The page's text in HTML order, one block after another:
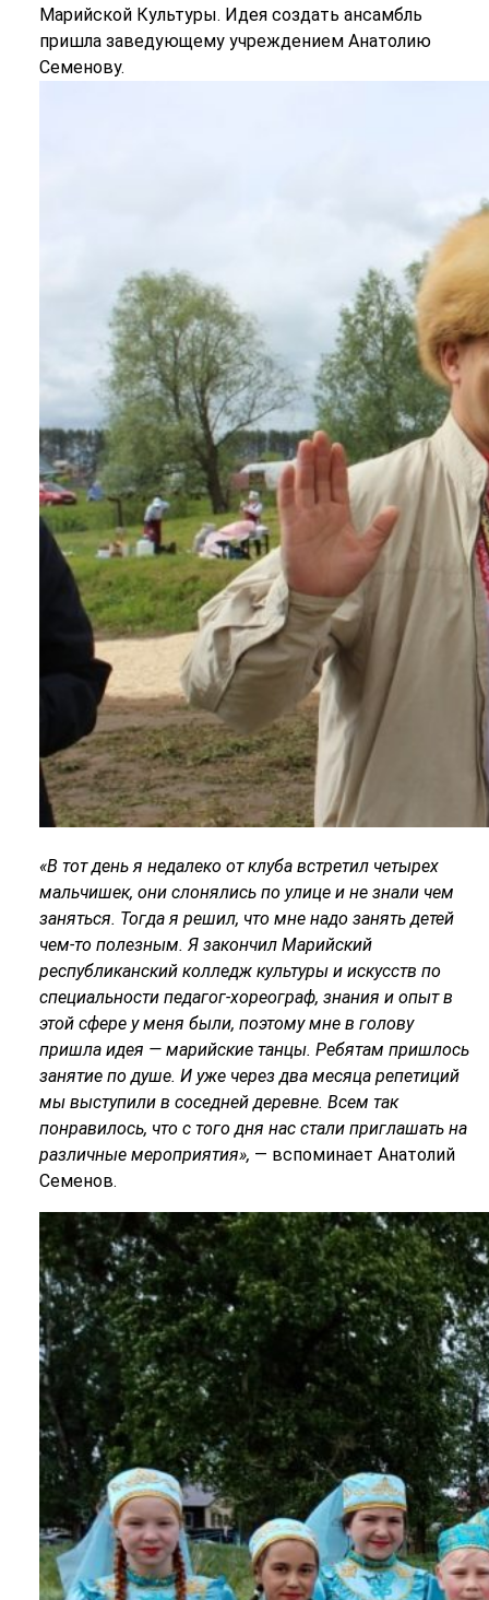
Марийской Культуры. Идея создать ансамбль
пришла заведующему учреждением Анатолию
Семенову.
«В тот день я недалеко от клуба встретил четырех
мальчишек, они слонялись по улице и не знали чем
заняться. Тогда я решил, что мне надо занять детей
чем-то полезным. Я закончил Марийский
республиканский колледж культуры и искусств по
специальности педагог-хореограф, знания и опыт в
этой сфере у меня были, поэтому мне в голову
пришла идея — марийские танцы. Ребятам пришлось
занятие по душе. И уже через два месяца репетиций
мы выступили в соседней деревне. Всем так
понравилось, что с того дня нас стали приглашать на
различные мероприятия», — вспоминает Анатолий
Семенов.